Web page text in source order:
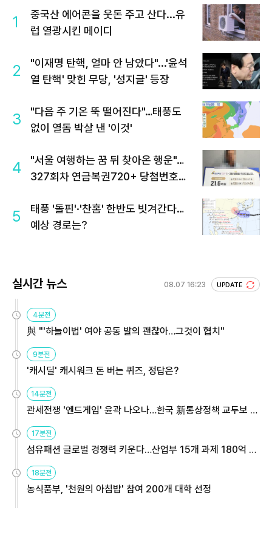
1
중국산 에어콘을 웃돈 주고 산다...유
럽 열광시킨 메이디
2
"이재명 탄핵, 얼마 안 남았다"...'윤석
열 탄핵' 맞힌 무당, '성지글' 등장
3
"다음 주 기온 뚝 떨어진다"…태풍도
없이 열돔 박살 낸 '이것'
4
"서울 여행하는 꿈 뒤 찾아온 행운"…
327회차 연금복권720+ 당첨번호조
5
태풍 '돌핀'·'찬홈' 한반도 빗겨간다…
예상 경로는?
실시간 뉴스 08.07 16:23 UPDATE
4분전
與 "'하늘이법' 여야 공동 발의 괜찮아…그것이 협치"
9분전
'캐시딜' 캐시워크 돈 버는 퀴즈, 정답은?
14분전
관세전쟁 '엔드게임' 윤곽 나오나…한국 新통상정책 교두보 활
17분전
섬유패션 글로벌 경쟁력 키운다…산업부 15개 과제 180억 지
18분전
농식품부, '천원의 아침밥' 참여 200개 대학 선정